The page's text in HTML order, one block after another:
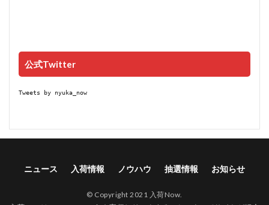
公式Twitter
Tweets by nyuka_now
ニュース 入荷情報 ノウハウ 抽選情報 お知らせ
© Copyright 2021 入荷Now.